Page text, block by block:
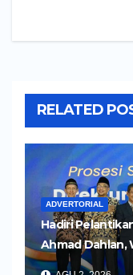
RELATED
ADVERTORIAL
Hadiri
Ahmad Dahlan,
Pelayanan